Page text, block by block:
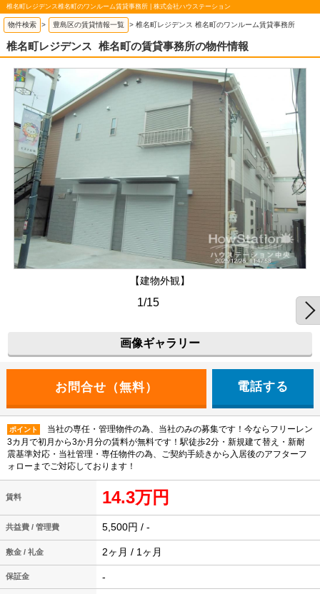
椎名町レジデンス椎名町のワンルーム賃貸事務所 | 株式会社ハウステーション
物件検索 > 豊島区の賃貸情報一覧 > 椎名町レジデンス 椎名町のワンルーム賃貸事務所
椎名町レジデンス 椎名町の賃貸事務所の物件情報
【建物外観】
1/15
画像ギャラリー
電話する
ポイント
当社の専任・管理物件の為、当社のみの募集です！今ならフリーレン
3カ月で初月から3か月分の賃料が無料です！駅徒歩2分・新規建て替え・新耐
震基準対応・当社管理・専任物件の為、ご契約手続きから入居後のアフターフ
ォローまでご対応しております！
賃料 14.3万円
共益費 / 管理費 5,500円 / -
敷金 / 礼金 2ヶ月 / 1ヶ月
保証金 -